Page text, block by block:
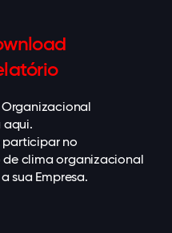
aqui.
participar no
clima organizacional
sua Empresa.